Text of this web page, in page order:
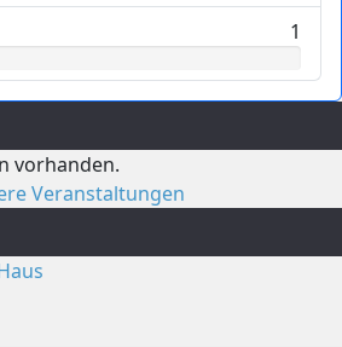
1
vorhanden.
Veranstaltungen